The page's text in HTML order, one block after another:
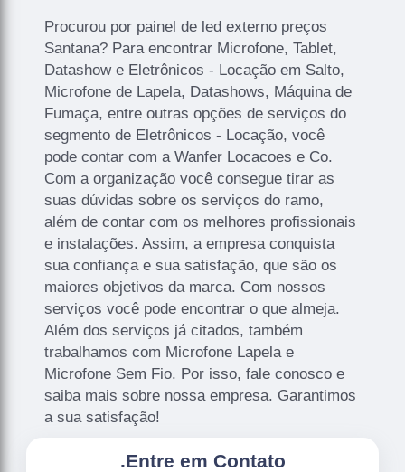
Procurou por painel de led externo preços
Santana? Para encontrar Microfone, Tablet,
Datashow e Eletrônicos - Locação em Salto,
Microfone de Lapela, Datashows, Máquina de
Fumaça, entre outras opções de serviços do
segmento de Eletrônicos - Locação, você
pode contar com a Wanfer Locacoes e Co.
Com a organização você consegue tirar as
suas dúvidas sobre os serviços do ramo,
além de contar com os melhores profissionais
e instalações. Assim, a empresa conquista
sua confiança e sua satisfação, que são os
maiores objetivos da marca. Com nossos
serviços você pode encontrar o que almeja.
Além dos serviços já citados, também
trabalhamos com Microfone Lapela e
Microfone Sem Fio. Por isso, fale conosco e
saiba mais sobre nossa empresa. Garantimos
a sua satisfação!
.Entre em Contato